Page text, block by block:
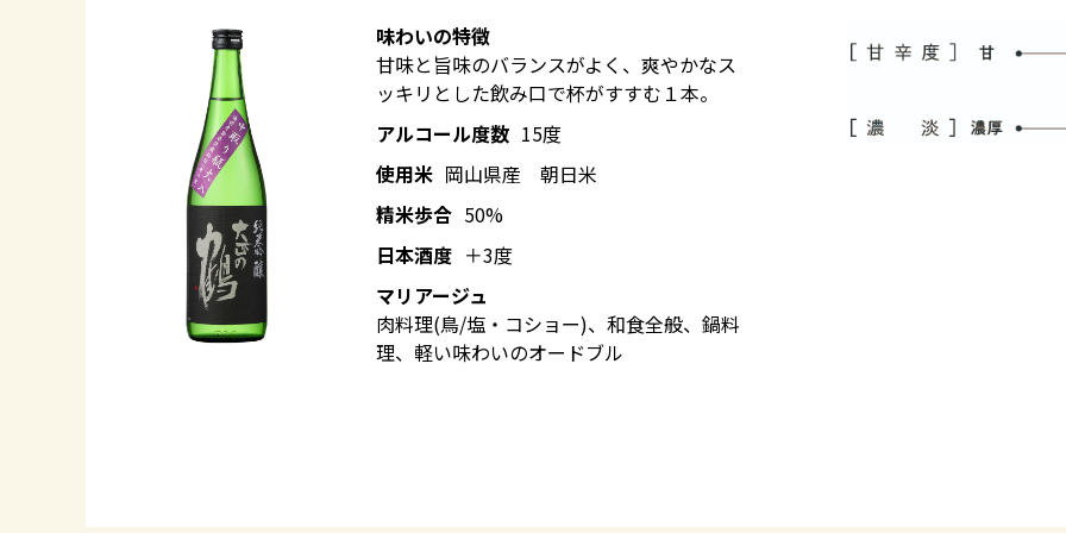
味わいの特徴
甘味と旨味のバランスがよく、爽やかなス
ッキリとした飲み口で杯がすすむ１本。
アルコール度数 15度
使用米 岡山県産 朝日米
精米歩合 50%
日本酒度 ＋3度
マリアージュ
肉料理(鳥/塩・コショー)、和食全般、鍋料
理、軽い味わいのオードブル